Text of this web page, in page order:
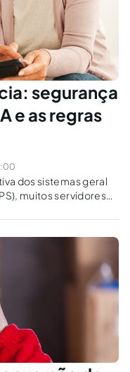
segurança
e as regras
dos sistemas geral
muitos servidores
dessas